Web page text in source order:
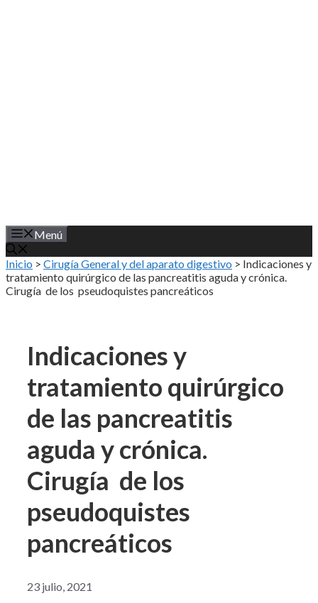
Menú
Inicio > Cirugía General y del aparato digestivo > Indicaciones y
tratamiento quirúrgico de las pancreatitis aguda y crónica.
Cirugía de los pseudoquistes pancreáticos
Indicaciones y
tratamiento quirúrgico
de las pancreatitis
aguda y crónica.
Cirugía de los
pseudoquistes
pancreáticos
23 julio, 2021